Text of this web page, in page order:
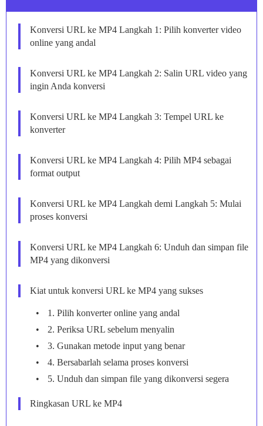
Konversi URL ke MP4 Langkah 1: Pilih konverter video
online yang andal
Konversi URL ke MP4 Langkah 2: Salin URL video yang
ingin Anda konversi
Konversi URL ke MP4 Langkah 3: Tempel URL ke
konverter
Konversi URL ke MP4 Langkah 4: Pilih MP4 sebagai
format output
Konversi URL ke MP4 Langkah demi Langkah 5: Mulai
proses konversi
Konversi URL ke MP4 Langkah 6: Unduh dan simpan file
MP4 yang dikonversi
Kiat untuk konversi URL ke MP4 yang sukses
1. Pilih konverter online yang andal
2. Periksa URL sebelum menyalin
3. Gunakan metode input yang benar
4. Bersabarlah selama proses konversi
5. Unduh dan simpan file yang dikonversi segera
Ringkasan URL ke MP4